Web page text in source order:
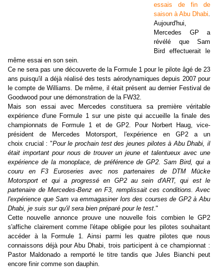
essais de fin de
saison à Abu Dhabi.
Aujourd'hui,
Mercedes GP a
révélé que Sam
Bird effectuerait le
même essai en son sein.
Ce ne sera pas une découverte de la Formule 1 pour le pilote âgé de 23
ans puisqu'il a déjà réalisé des tests aérodynamiques depuis 2007 pour
le compte de Williams. De même, il était présent au dernier Festival de
Goodwood pour une démonstration de la FW32.
Mais son essai avec Mercedes constituera sa première véritable
expérience d'une Formule 1 sur une piste qui accueille la finale des
championnats de Formule 1 et de GP2. Pour Norbert Haug, vice-
président de Mercedes Motorsport, l'expérience en GP2 a un
choix crucial : "Pour le prochain test des jeunes pilotes à Abu Dhabi, il
était important pour nous de trouver un jeune et talentueux avec une
expérience de la monoplace, de préférence de GP2. Sam Bird, qui a
couru en F3 Euroseries avec nos partenaires de DTM Mücke
Motorsport et qui a progressé en GP2 au sein d'ART, qui est le
partenaire de Mercedes-Benz en F3, remplissait ces conditions. Avec
l'expérience que Sam va emmagasiner lors des courses de GP2 à Abu
Dhabi, je suis sur qu'il sera bien préparé pour le test."
Cette nouvelle annonce prouve une nouvelle fois combien le GP2
s'affiche clairement comme l'étape obligée pour les pilotes souhaitant
accéder à la Formule 1. Ainsi parmi les quatre pilotes que nous
connaissons déjà pour Abu Dhabi, trois participent à ce championnat :
Pastor Maldonado a remporté le titre tandis que Jules Bianchi peut
encore finir comme son dauphin.